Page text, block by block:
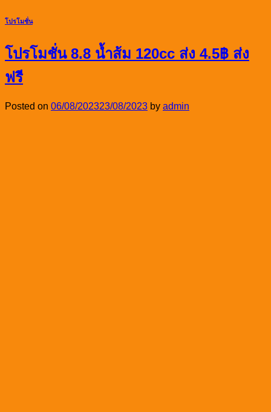
โปรโมชั่น
โปรโมชั่น 8.8 น้ำส้ม 120cc ส่ง 4.5฿ ส่ง
ฟรี
Posted on 06/08/202323/08/2023 by admin